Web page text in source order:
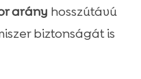
arány hosszútávú
biztonságát is